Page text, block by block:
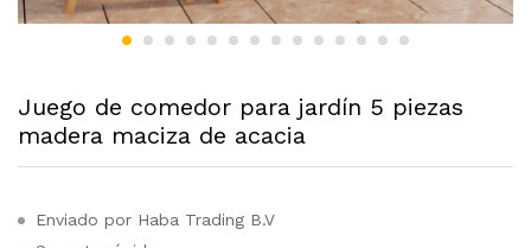
Juego de comedor para jardín 5 piezas
madera maciza de acacia
Enviado por Haba Trading B.V